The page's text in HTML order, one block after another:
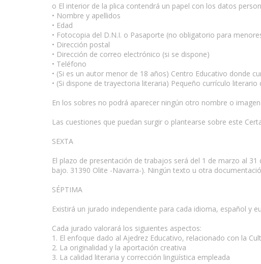
o El interior de la plica contendrá un papel con los datos
• Nombre y apellidos
• Edad
• Fotocopia del D.N.I. o Pasaporte (no obligatorio para
• Dirección postal
• Dirección de correo electrónico (si se dispone)
• Teléfono
• (Si es un autor menor de 18 años) Centro Educativo donde
• (Si dispone de trayectoria literaria) Pequeño currículo literario
En los sobres no podrá aparecer ningún otro nombre o
Las cuestiones que puedan surgir o plantearse sobre este
SEXTA
El plazo de presentación de trabajos será del 1 de marzo al
bajo. 31390 Olite -Navarra-). Ningún texto u otra
SÉPTIMA
Existirá un jurado independiente para cada idioma, español y
Cada jurado valorará los siguientes aspectos:
1. El enfoque dado al Ajedrez Educativo, relacionado con la
2. La originalidad y la aportación creativa
3. La calidad literaria y corrección lingüística empleada